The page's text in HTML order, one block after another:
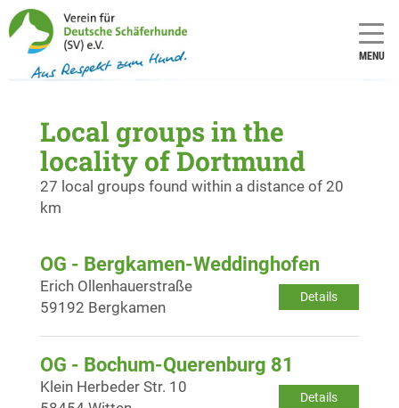
MENU
Local groups in the
locality of Dortmund
27 local groups found within a distance of 20
km
OG - Bergkamen-Weddinghofen
Details
Erich Ollenhauerstraße
59192 Bergkamen
OG - Bochum-Querenburg 81
Details
Klein Herbeder Str. 10